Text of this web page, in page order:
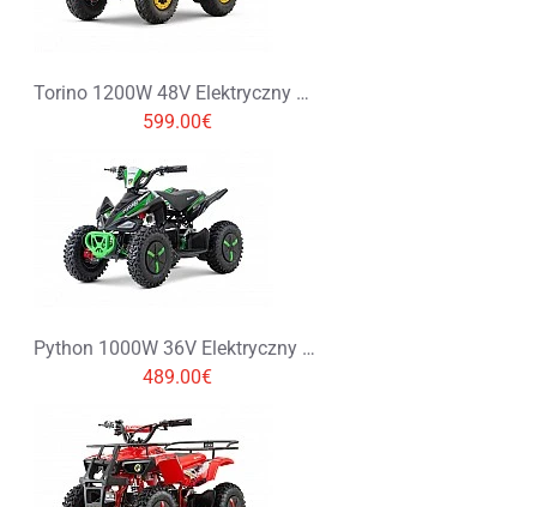
Torino 1200W 48V Elektryczny Quad Kolory Graffiti Duże Opony
599.00€
Python 1000W 36V Elektryczny Quad na Oponach Terenowych
489.00€